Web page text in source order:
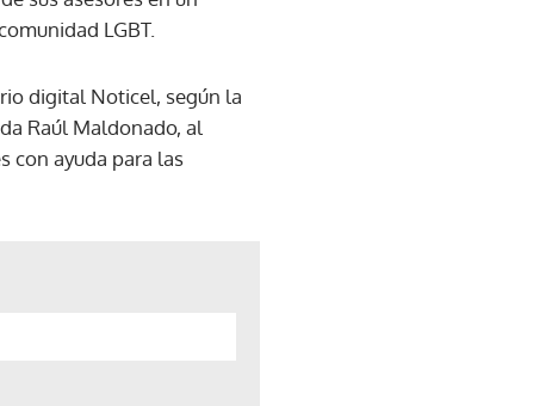
LGBT.
digital Noticel, según la
Raúl Maldonado, al
con ayuda para las